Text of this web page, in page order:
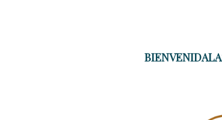
BIENVENIDA
Loading chunk 1322 failed. (missing: